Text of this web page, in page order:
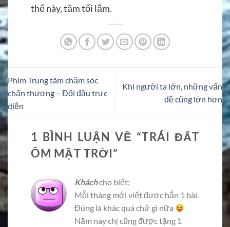
thế này, tăm tối lắm.
Phim Trung tâm chăm sóc
chấn thương – Đối đầu trực
diện
Khi người ta lớn, những vấn
đề cũng lớn hơn
1 BÌNH LUẬN VỀ “TRÁI ĐẤT
ÔM MẶT TRỜI”
Kháchcho biết:
Mỗi tháng mới viết được hẳn 1 bài.
Đúng là khác quá chứ gì nữa
Năm nay chị cũng được tặng 1